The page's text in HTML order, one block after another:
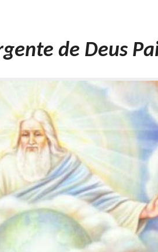
de Deus